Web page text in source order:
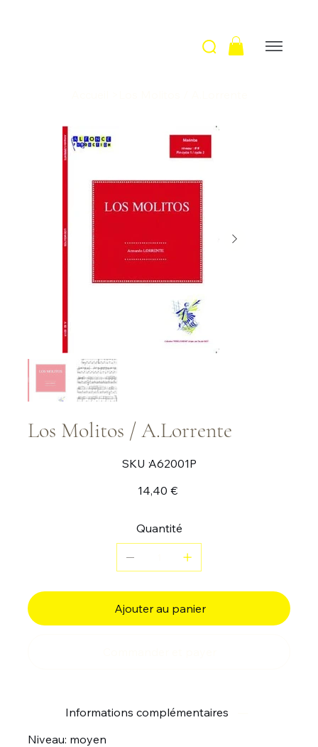
Los Molitos / A.Lorrente
SKU :SKU
A62001P
A62001P
14,40 €
Quantité
Ajouter au panier
Informations complémentaires
Niveau: moyen